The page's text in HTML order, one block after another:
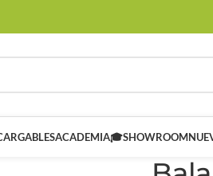
ACADEMIA🎓SHOWROOM